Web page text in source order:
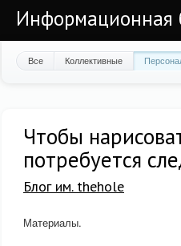
Информационная
Все Коллективные
Чтобы
потребуется
Блог им. thehole
Материалы.